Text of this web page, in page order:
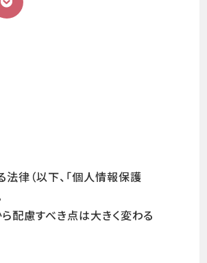
律（以下、「個人情報保護
配慮すべき点は大きく変わる